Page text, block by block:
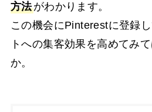
方法がわかります。
この機会にPinterestに登録
トへの集客効果を高めてみ
か。